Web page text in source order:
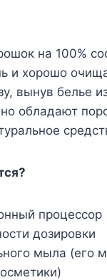
на 100%
и хорошо
вынув белье
обладают
процессор
дозировки
мыла (его